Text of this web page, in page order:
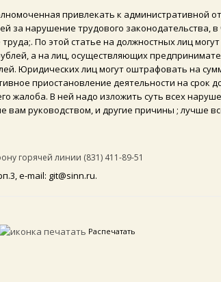
привлекать к административной
нарушение трудового законодатель­ства, в
По этой статье на должностных лиц
а на лиц, осуществляющих
Юридических лиц могут оштрафовать на
приостановление деятельности на срок
жалоба. В ней надо изложить суть всех
руководством, и другие причины ; лучше
горячей линии (831) 411-89-51
e-mail: git@sinn.ru.
Распечатать